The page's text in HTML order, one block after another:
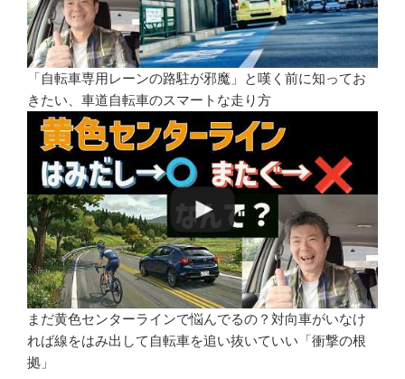
「自転車専用レーンの路駐が邪魔」と嘆く前に知ってお
きたい、車道自転車のスマートな走り方
まだ黄色センターラインで悩んでるの？対向車がいなけ
れば線をはみ出して自転車を追い抜いていい「衝撃の根
拠」